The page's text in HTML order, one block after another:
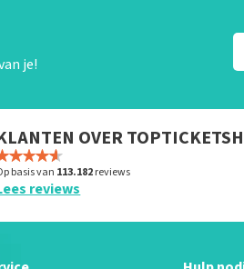
je!
OVER
basis van 113.182reviews
reviews